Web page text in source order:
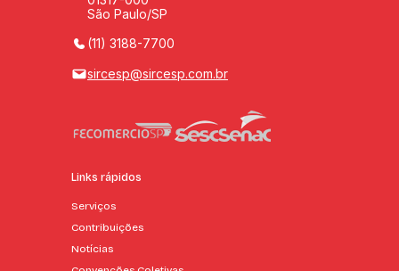
São Paulo/SP
(11) 3188-7700
sircesp@sircesp.com.br
Links rápidos
Serviços
Contribuições
Notícias